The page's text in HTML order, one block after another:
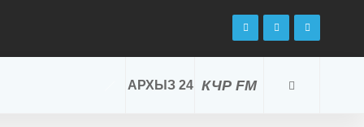
КЧР FM
АРХЫЗ 24